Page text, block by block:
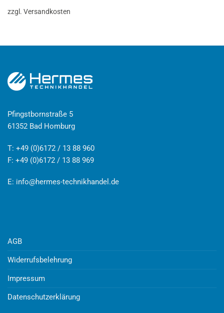
zzgl. Versandkosten
Pfingstbornstraße 5
61352 Bad Homburg
T: +49 (0)6172 / 13 88 960
F: +49 (0)6172 / 13 88 969
E: info@hermes-technikhandel.de
AGB
Widerrufsbelehrung
Impressum
Datenschutzerklärung